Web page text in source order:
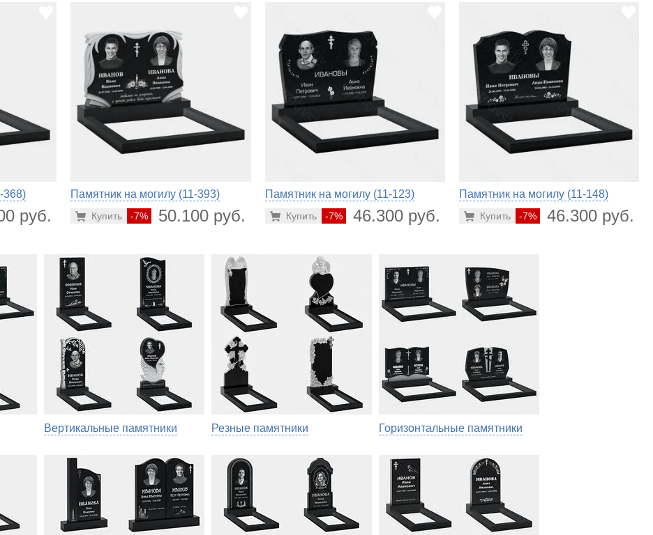
368)
руб.
Памятник на могилу (11-393)
-7% 50.100 руб.
Купить
Памятник на могилу (11-123)
-7% 46.300 руб.
Купить
Памятник на могилу (11-148)
-7% 46.300 руб.
Купить
Вертикальные памятники Резные памятники Горизонтальные памятники